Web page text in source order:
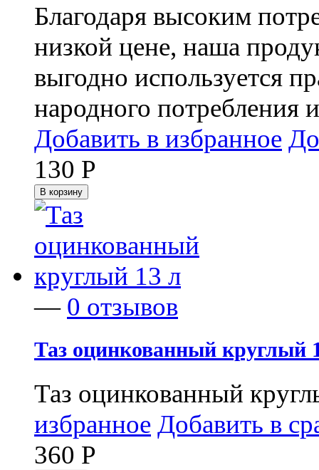
Благодаря высоким
низкой цене, наша
выгодно используется
народного
Добавить в избранное
130 Р
В корзину
— 0 отзывов
Таз оцинкованный круглый
Таз оцинкованный
избранное Добавить в
360 Р